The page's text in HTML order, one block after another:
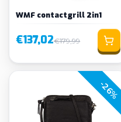
WMF contactgrill 2in1
€137,02€179,99
-26%